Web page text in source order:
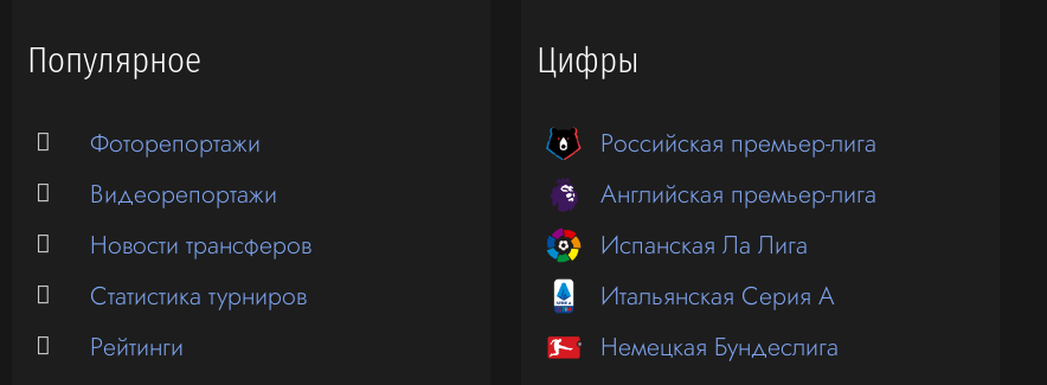
Популярное
Фоторепортажи
Видеорепортажи
Новости трансферов
Статистика турниров
Рейтинги
Цифры
Российская премьер-лига
Английская премьер-лига
Испанская Ла Лига
Итальянская Серия А
Немецкая Бундеслига